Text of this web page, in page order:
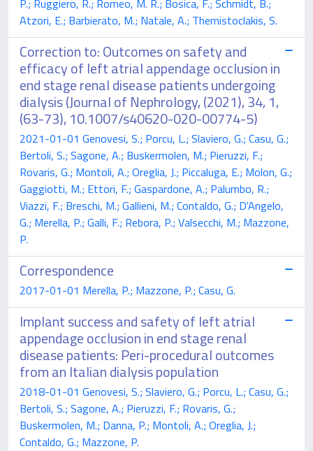
P.; Ruggiero, R.; Romeo, M. R.; Bosica, F.; Schmidt, B.;
Atzori, E.; Barbierato, M.; Natale, A.; Themistoclakis, S.
Correction to: Outcomes on safety and
efficacy of left atrial appendage occlusion in
end stage renal disease patients undergoing
dialysis (Journal of Nephrology, (2021), 34, 1,
(63-73), 10.1007/s40620-020-00774-5)
2021-01-01 Genovesi, S.; Porcu, L.; Slaviero, G.; Casu, G.;
Bertoli, S.; Sagone, A.; Buskermolen, M.; Pieruzzi, F.;
Rovaris, G.; Montoli, A.; Oreglia, J.; Piccaluga, E.; Molon, G.;
Gaggiotti, M.; Ettori, F.; Gaspardone, A.; Palumbo, R.;
Viazzi, F.; Breschi, M.; Gallieni, M.; Contaldo, G.; D'Angelo,
G.; Merella, P.; Galli, F.; Rebora, P.; Valsecchi, M.; Mazzone,
P.
Correspondence
2017-01-01 Merella, P.; Mazzone, P.; Casu, G.
Implant success and safety of left atrial
appendage occlusion in end stage renal
disease patients: Peri-procedural outcomes
from an Italian dialysis population
2018-01-01 Genovesi, S.; Slaviero, G.; Porcu, L.; Casu, G.;
Bertoli, S.; Sagone, A.; Pieruzzi, F.; Rovaris, G.;
Buskermolen, M.; Danna, P.; Montoli, A.; Oreglia, J.;
Contaldo, G.; Mazzone, P.